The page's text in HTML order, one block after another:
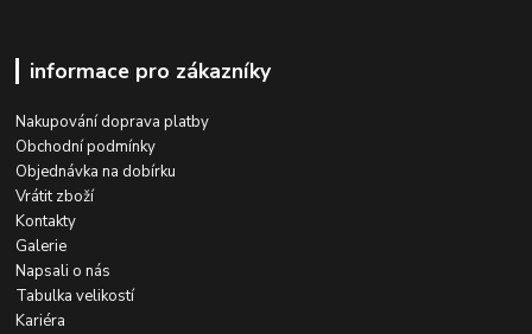
informace pro zákazníky
Nakupování doprava platby
Obchodní podmínky
Objednávka na dobírku
Vrátit zboží
Kontakty
Galerie
Napsali o nás
Tabulka velikostí
Kariéra